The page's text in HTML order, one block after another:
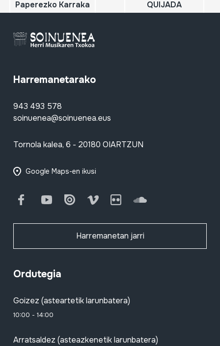
Paperezko Karraka QUIJADA
Harremanetarako
943 493 578
soinuenea@soinuenea.eus
Tornola kalea, 6 - 20180 OIARTZUN
Google Maps-en ikusi
FacebookYoutube Issuu Vimeo Flickr SoundCloud
Harremanetan jarri
Ordutegia
Goizez (asteartetik larunbatera)
10:00 - 14:00
Arratsaldez (asteazkenetik larunbatera)